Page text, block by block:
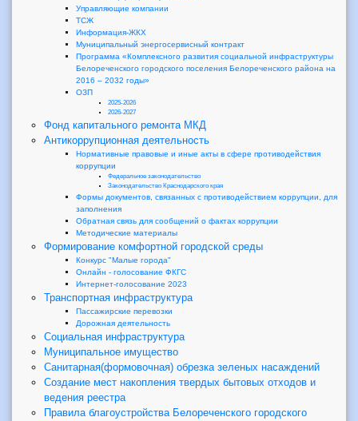
Управляющие компании
ТСЖ
Информация-ЖКХ
Муниципальный энергосервисный контракт
Программа «Комплексного развития социальной инфраструктуры
Белореченского городского поселения Белореченского района на
2016 – 2032 годы»
ОЗП
2025-2026
2026-2027
Фонд капитального ремонта МКД
Антикоррупционная деятельность
Нормативные правовые и иные акты в сфере противодействия
коррупции
Федеральное законодательство
Законодательство Краснодарского края
Формы документов, связанных с противодействием коррупции, для
заполнения
Обратная связь для сообщений о фактах коррупции
Методические материалы
Формирование комфортной городской среды
Конкурс "Малые города"
Онлайн - голосование ФКГС
Интернет-голосование 2023
Транспортная инфраструктура
Пассажирские перевозки
Дорожная деятельность
Социальная инфраструктура
Муниципальное имущество
Санитарная(формовочная) обрезка зеленых насаждений
Создание мест накопления твердых бытовых отходов и
ведения реестра
Правила благоустройства Белореченского городского